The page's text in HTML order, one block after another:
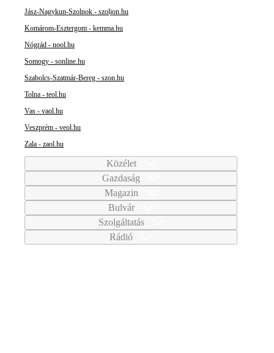
Jász-Nagykun-Szolnok - szoljon.hu
Komárom-Esztergom - kemma.hu
Nógrád - nool.hu
Somogy - sonline.hu
Szabolcs-Szatmár-Bereg - szon.hu
Tolna - teol.hu
Vas - vaol.hu
Veszprém - veol.hu
Zala - zaol.hu
Közélet
Gazdaság
Magazin
Bulvár
Szolgáltatás
Rádió